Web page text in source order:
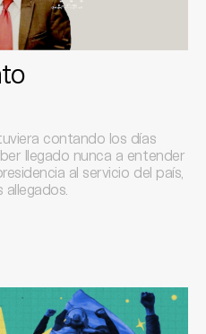
contando los días
llegado nunca a entender
al servicio del país,
allegados.